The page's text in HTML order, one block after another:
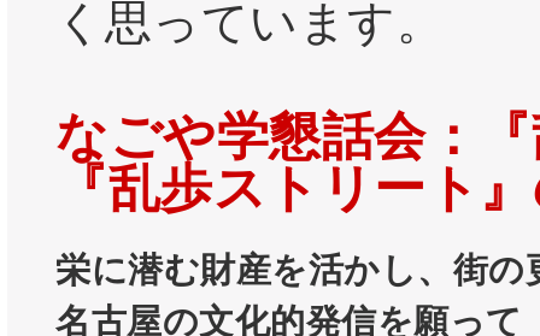
く思っています。
なごや学懇話会：
『乱歩ストリート
栄に潜む財産を活かし、街
名古屋の文化的発信を願って